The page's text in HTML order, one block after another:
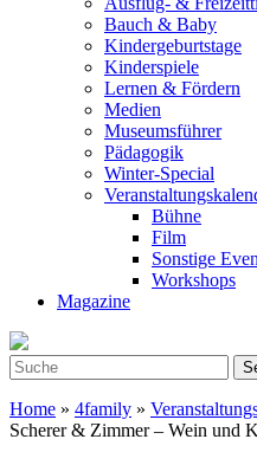
Bauch & Baby
Kindergeburtstage
Kinderspiele
Lernen & Fördern
Medien
Museumsführer
Pädagogik
Winter-Special
Bühne
Film
Sonstige
Workshops
Magazine
Home » 4family »
Scherer & Zimmer – Wein und